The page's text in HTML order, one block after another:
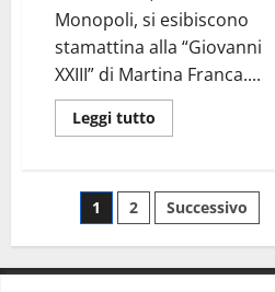
Monopoli, si esibiscono
stamattina alla “Giovanni
XXIII” di Martina Franca....
Leggi tutto
1 2 Successivo